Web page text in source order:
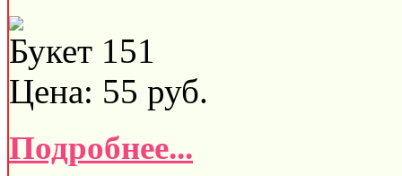
Букет 151
Цена: 55 руб.
Подробнее...